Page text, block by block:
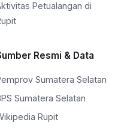
Petualangan di
Resmi & Data
Sumatera Selatan
Sumatera Selatan
Rupit